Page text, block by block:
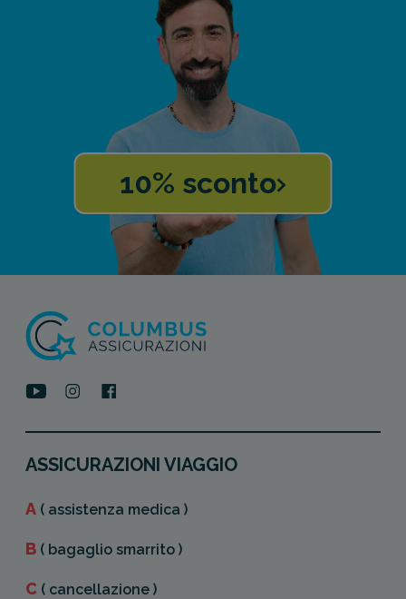
10% sconto
ASSICURAZIONI VIAGGIO
A ( assistenza medica )
B ( bagaglio smarrito )
C ( cancellazione )